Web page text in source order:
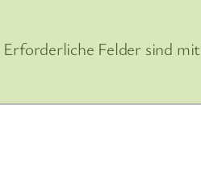
Erforderliche Felder sind mit